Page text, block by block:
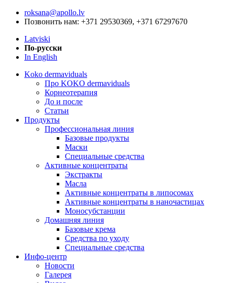
roksana@apollo.lv
Позвонить нам: +371 29530369, +371 67297670
Latviski
По-русски
In English
Koko dermaviduals
Про KOKO dermaviduals
Корнеотерапия
До и после
Статьи
Продукты
Профессиональная линия
Базовые продукты
Маски
Специальные средства
Активные концентраты
Экстракты
Масла
Активные концентраты в липосомах
Активные концентраты в наночастицах
Моносубстанции
Домашняя линия
Базовые крема
Средства по уходу
Специальные средства
Инфо-центр
Новости
Галерея